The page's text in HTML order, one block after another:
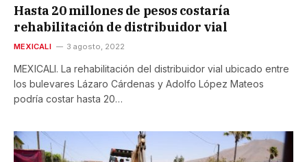
Hasta 20 millones de pesos costaría
rehabilitación de distribuidor vial
MEXICALI 3 agosto, 2022
MEXICALI. La rehabilitación del distribuidor vial ubicado entre
los bulevares Lázaro Cárdenas y Adolfo López Mateos
podría costar hasta 20…